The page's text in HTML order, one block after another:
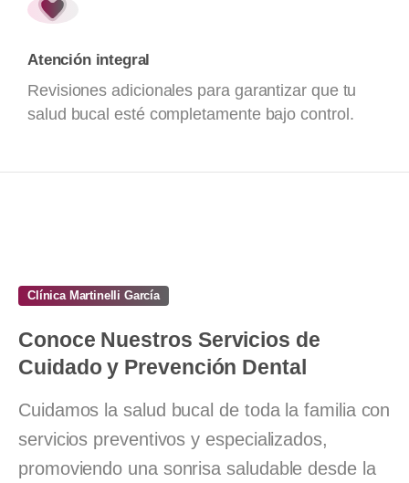
Atención integral
Revisiones adicionales para garantizar que tu
salud bucal esté completamente bajo control.
Clínica Martinelli García
Conoce Nuestros Servicios de
Cuidado y Prevención Dental
Cuidamos la salud bucal de toda la familia con
servicios preventivos y especializados,
promoviendo una sonrisa saludable desde la